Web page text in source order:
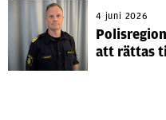
4 juni 2026
att rättas